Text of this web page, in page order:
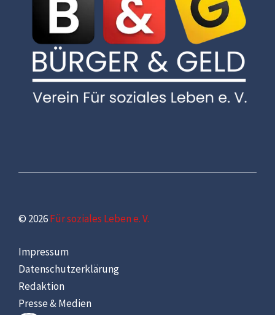
© 2026Für soziales Leben e. V.
Impressum
Datenschutzerklärung
Redaktion
Presse & Medien